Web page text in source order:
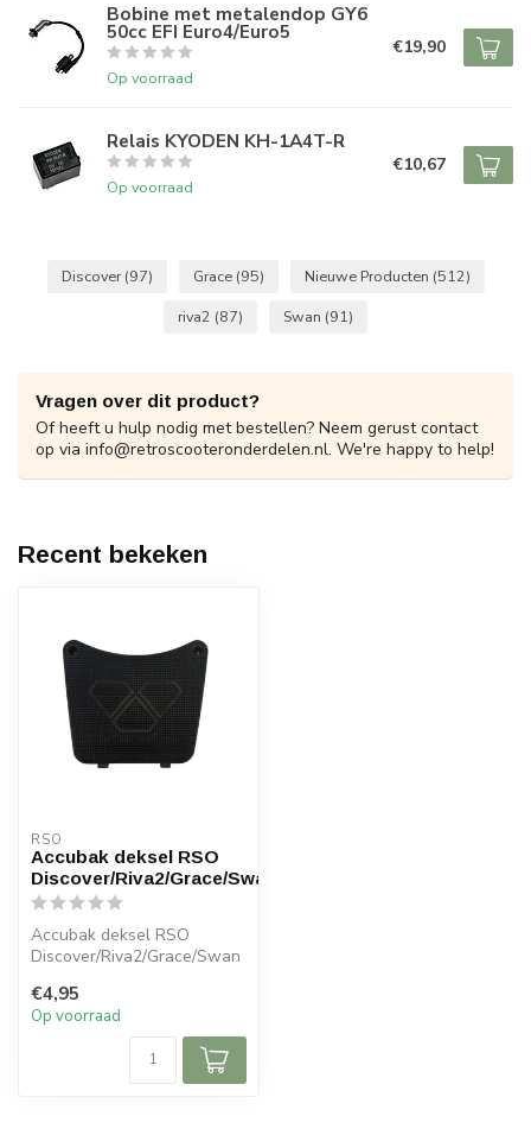
Bobine met metalendop GY6
50cc EFI Euro4/Euro5
Op voorraad
€19,90
Relais KYODEN KH-1A4T-R
Op voorraad
€10,67
Discover (97) Grace (95) Nieuwe Producten (512)
riva2 (87) Swan (91)
Vragen over dit product?
Of heeft u hulp nodig met bestellen? Neem gerust contact
op via info@retroscooteronderdelen.nl. We're happy to help!
Recent bekeken
RSO
Accubak deksel RSO
Discover/Riva2/Grace/Swan
Accubak deksel RSO
Discover/Riva2/Grace/Swan
€4,95
Op voorraad